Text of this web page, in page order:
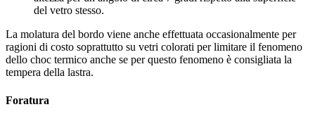
del vetro stesso.
La molatura del bordo viene anche effettuata occasionalmente per
ragioni di costo soprattutto su vetri colorati per limitare il fenomeno
dello choc termico anche se per questo fenomeno è consigliata la
tempera della lastra.
Foratura